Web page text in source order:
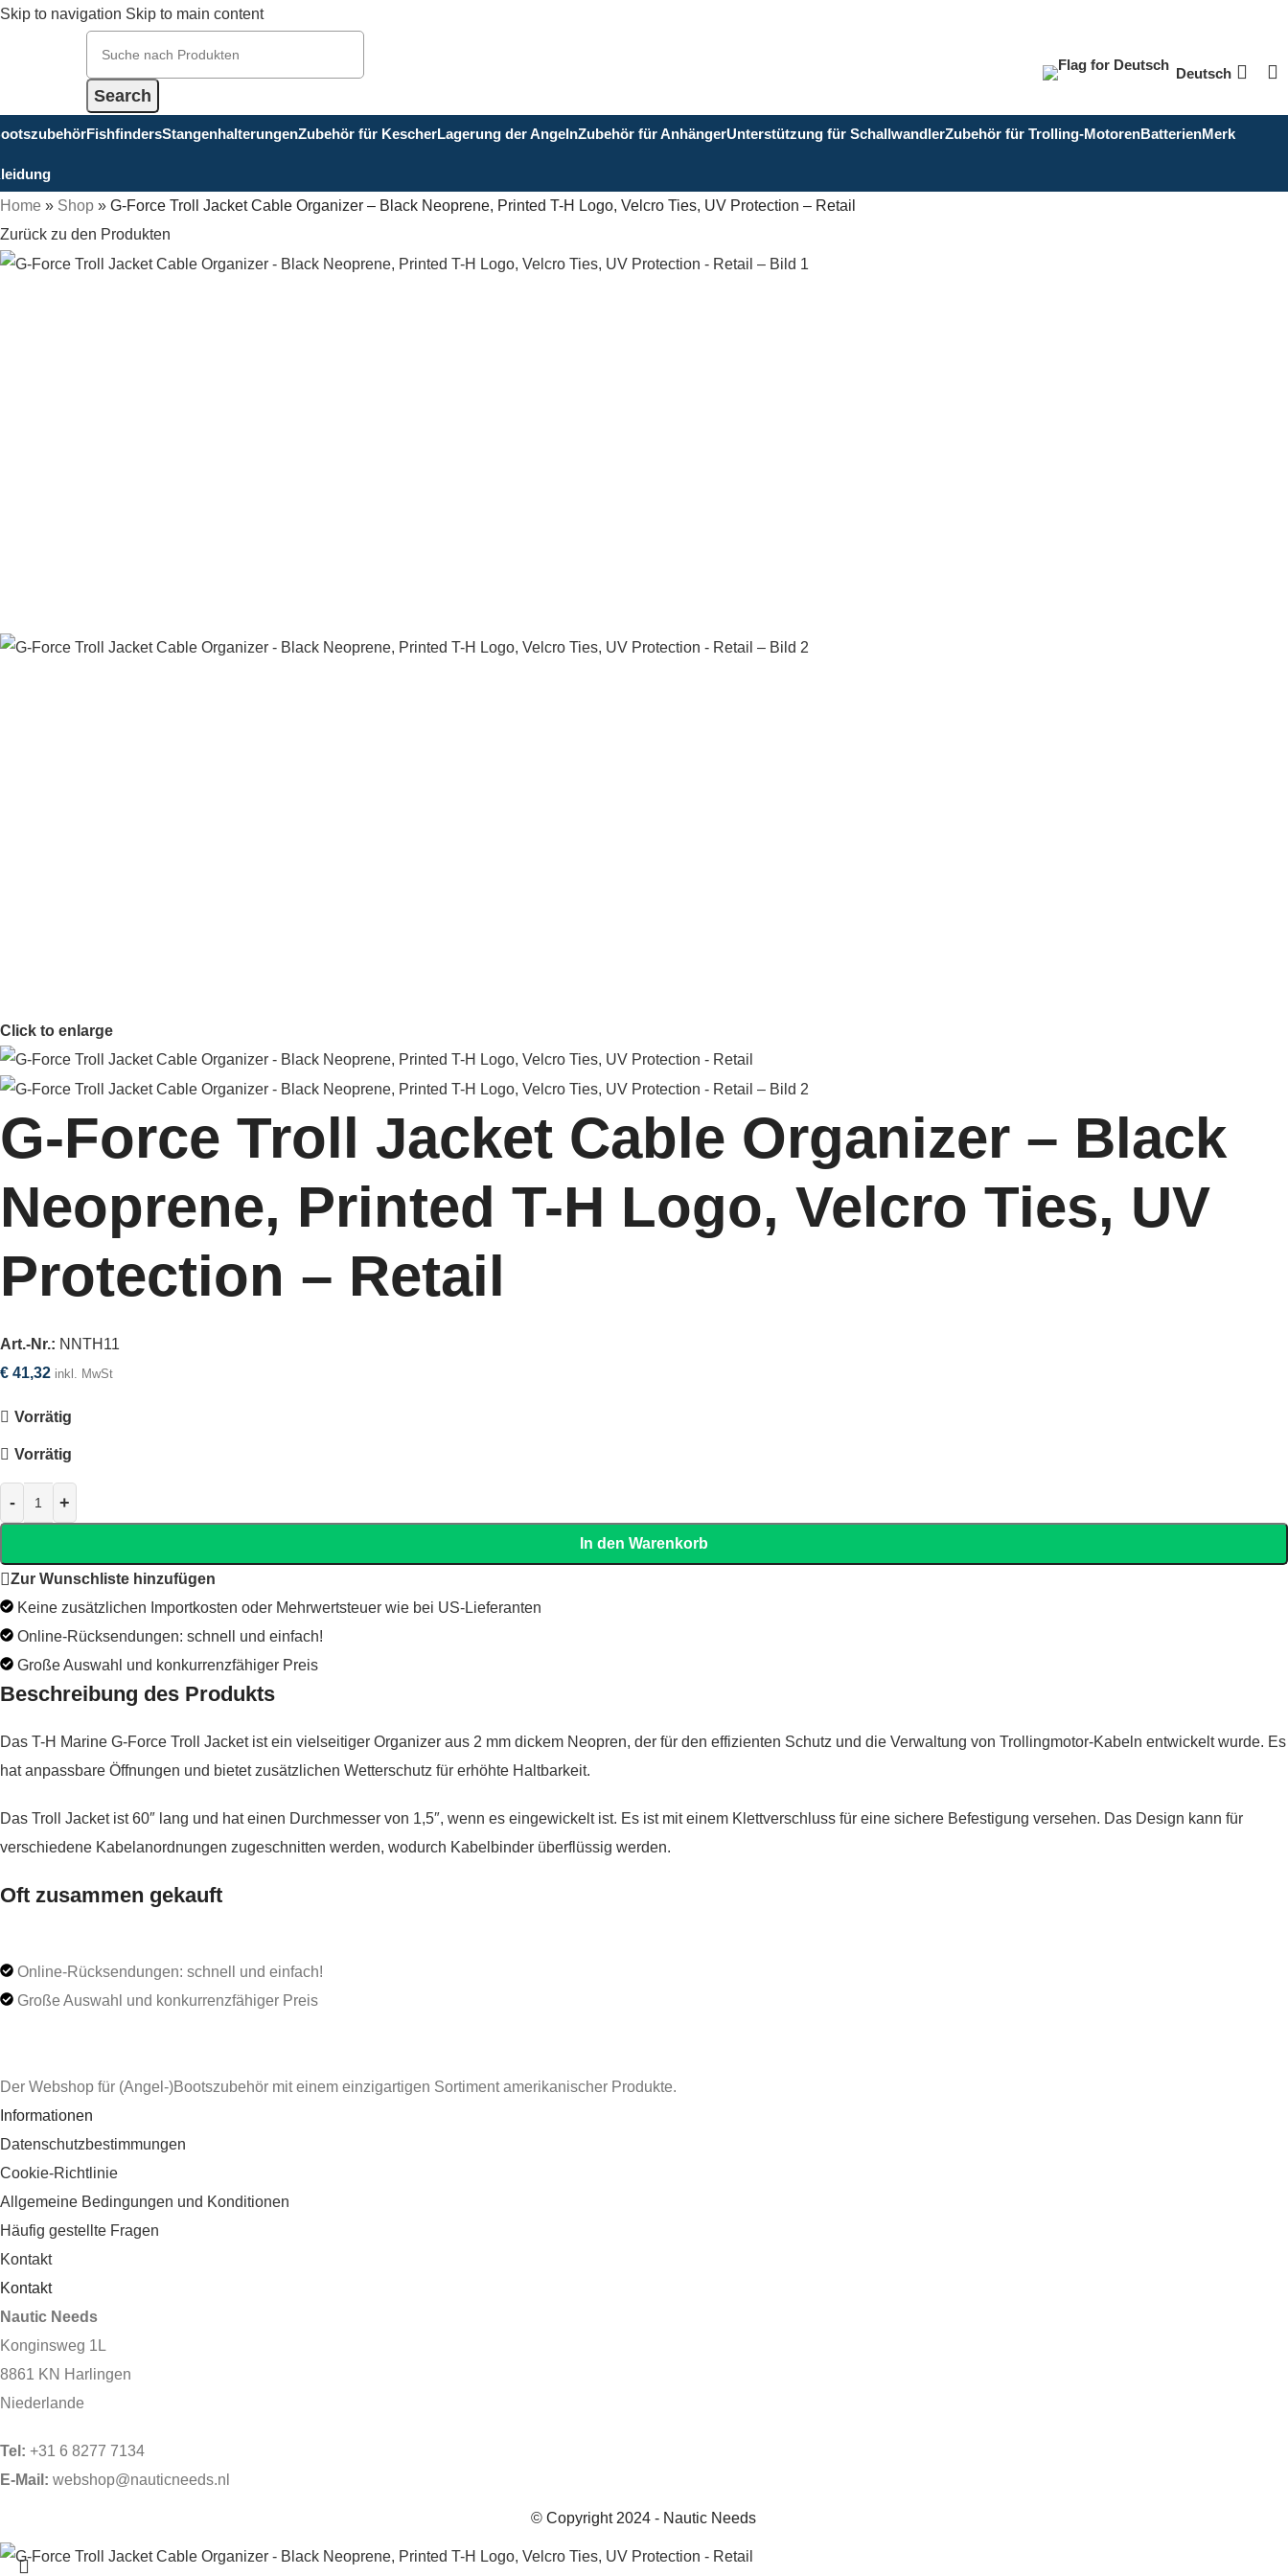
Skip to navigation Skip to main content
Search
Deutsch
FishfindersStangenhalterungenZubehör für KescherLagerung der AngelnZubehör für AnhängerUnterstützung für SchallwandlerZubehör für Trolling-MotorenBatterienMerk
Home » Shop » G-Force Troll Jacket Cable Organizer – Black Neoprene, Printed T-H Logo, Velcro Ties, UV Protection – Retail
Zurück zu den Produkten
Click to enlarge
G-Force Troll Jacket Cable Organizer – Black
Neoprene, Printed T-H Logo, Velcro Ties, UV
Protection – Retail
Art.-Nr.: NNTH11
€ 41,32 inkl. MwSt
Vorrätig
Vorrätig
In den Warenkorb
Zur Wunschliste hinzufügen
Keine zusätzlichen Importkosten oder Mehrwertsteuer wie bei US-Lieferanten
Online-Rücksendungen: schnell und einfach!
Große Auswahl und konkurrenzfähiger Preis
Beschreibung des Produkts
Das T-H Marine G-Force Troll Jacket ist ein vielseitiger Organizer aus 2 mm dickem Neopren, der für den effizienten Schutz und die Verwaltung von Trollingmotor-Kabeln entwickelt wurde. Es
hat anpassbare Öffnungen und bietet zusätzlichen Wetterschutz für erhöhte Haltbarkeit.
Das Troll Jacket ist 60″ lang und hat einen Durchmesser von 1,5″, wenn es eingewickelt ist. Es ist mit einem Klettverschluss für eine sichere Befestigung versehen. Das Design kann für
verschiedene Kabelanordnungen zugeschnitten werden, wodurch Kabelbinder überflüssig werden.
Oft zusammen gekauft
Online-Rücksendungen: schnell und einfach!
Große Auswahl und konkurrenzfähiger Preis
Der Webshop für (Angel-)Bootszubehör mit einem einzigartigen Sortiment amerikanischer Produkte.
Informationen
Datenschutzbestimmungen
Cookie-Richtlinie
Allgemeine Bedingungen und Konditionen
Häufig gestellte Fragen
Kontakt
Kontakt
Nautic Needs
Konginsweg 1L
8861 KN Harlingen
Niederlande
Tel: +31 6 8277 7134
E-Mail: webshop@nauticneeds.nl
© Copyright 2024 - Nautic Needs